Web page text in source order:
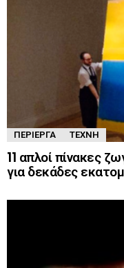
ΠΕΡΊΕΡΓΑ ΤΈΧΝΗ
11 απλοί πίνακες
για δεκάδες